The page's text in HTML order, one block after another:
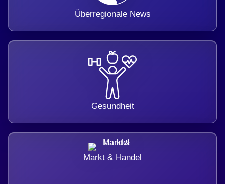
Überregionale News
Gesundheit
Markt & Handel